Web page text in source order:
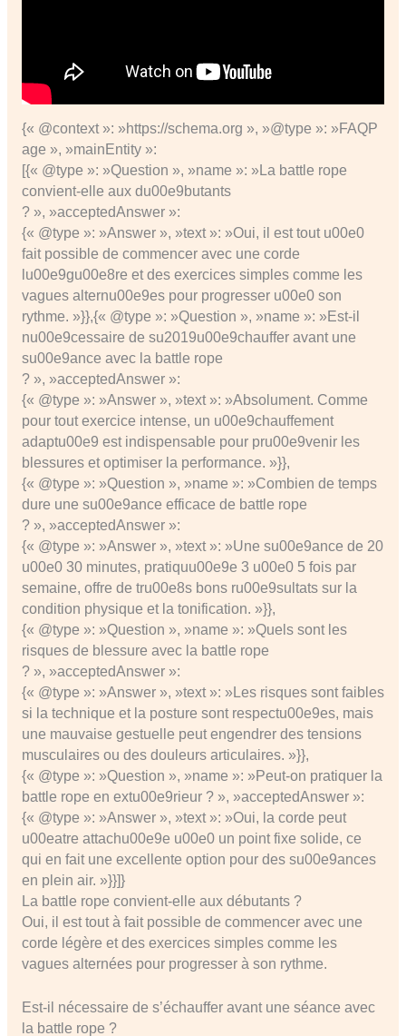
{« @context »: »https://schema.org », »@type »: »FAQP
age », »mainEntity »:
[{« @type »: »Question », »name »: »La battle rope
convient-elle aux du00e9butants
? », »acceptedAnswer »:
{« @type »: »Answer », »text »: »Oui, il est tout u00e0
fait possible de commencer avec une corde
lu00e9gu00e8re et des exercices simples comme les
vagues alternu00e9es pour progresser u00e0 son
rythme. »}},{« @type »: »Question », »name »: »Est-il
nu00e9cessaire de su2019u00e9chauffer avant une
su00e9ance avec la battle rope
? », »acceptedAnswer »:
{« @type »: »Answer », »text »: »Absolument. Comme
pour tout exercice intense, un u00e9chauffement
adaptu00e9 est indispensable pour pru00e9venir les
blessures et optimiser la performance. »}},
{« @type »: »Question », »name »: »Combien de temps
dure une su00e9ance efficace de battle rope
? », »acceptedAnswer »:
{« @type »: »Answer », »text »: »Une su00e9ance de 20
u00e0 30 minutes, pratiquu00e9e 3 u00e0 5 fois par
semaine, offre de tru00e8s bons ru00e9sultats sur la
condition physique et la tonification. »}},
{« @type »: »Question », »name »: »Quels sont les
risques de blessure avec la battle rope
? », »acceptedAnswer »:
{« @type »: »Answer », »text »: »Les risques sont faibles
si la technique et la posture sont respectu00e9es, mais
une mauvaise gestuelle peut engendrer des tensions
musculaires ou des douleurs articulaires. »}},
{« @type »: »Question », »name »: »Peut-on pratiquer la
battle rope en extu00e9rieur ? », »acceptedAnswer »:
{« @type »: »Answer », »text »: »Oui, la corde peut
u00eatre attachu00e9e u00e0 un point fixe solide, ce
qui en fait une excellente option pour des su00e9ances
en plein air. »}}]}
La battle rope convient-elle aux débutants ?
Oui, il est tout à fait possible de commencer avec une
corde légère et des exercices simples comme les
vagues alternées pour progresser à son rythme.
Est-il nécessaire de s’échauffer avant une séance avec
la battle rope ?